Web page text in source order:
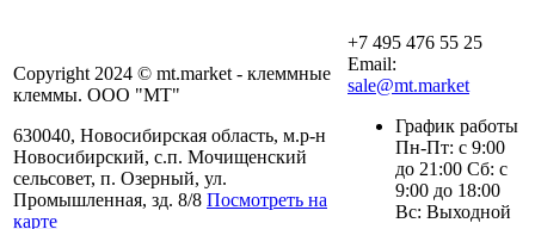
Copyright 2024 © mt.market - клеммные
клеммы. ООО "МТ"
630040, Новосибирская область, м.р-н
Новосибирский, с.п. Мочищенский
сельсовет, п. Озерный, ул.
Промышленная, зд. 8/8 Посмотреть на
карте
+7 495 476 55 25
Email:
sale@mt.market
График работы
Пн-Пт: с 9:00
до 21:00 Сб: с
9:00 до 18:00
Вс: Выходной